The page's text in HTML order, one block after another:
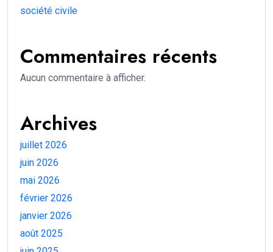
société civile
Commentaires récents
Aucun commentaire à afficher.
Archives
juillet 2026
juin 2026
mai 2026
février 2026
janvier 2026
août 2025